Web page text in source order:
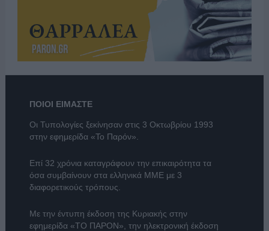
ΠΟΙΟΙ ΕΙΜΑΣΤΕ
Οι Τυπολογίες ξεκίνησαν στις 3 Οκτωβρίου 1993
στην εφημερίδα «Το Παρόν».
Επί 32 χρόνια καταγράφουν την επικαιρότητα τα
όσα συμβαίνουν στα ελληνικά ΜΜΕ με 3
διαφορετικούς τρόπους.
Με την έντυπη έκδοση της Κυριακής στην
εφημερίδα «ΤΟ ΠΑΡΟΝ» , την ηλεκτρονική έκδοση